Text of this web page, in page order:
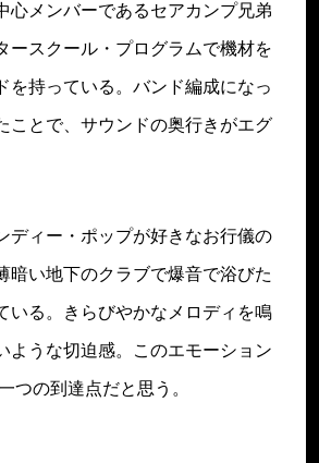
心メンバーであるセアカンプ兄弟
ースクール・プログラムで機材を
を持っている。バンド編成になっ
ことで、サウンドの奥行きがエグ
ディー・ポップが好きなお行儀の
暗い地下のクラブで爆音で浴びた
いる。きらびやかなメロディを鳴
ような切迫感。このエモーション
つの到達点だと思う。